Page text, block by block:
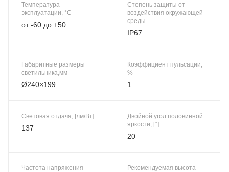
Температура
эксплуатации, °C
от -60 до +50
Степень защиты от
воздействия окружающей
среды
IP67
Габаритные размеры
светильника,мм
Ø240×199
Коэффициент пульсации,
%
1
Световая отдача, [лм/Вт]
137
Двойной угол половинной
яркости, [°]
20
Частота напряжения
Рекомендуемая высота